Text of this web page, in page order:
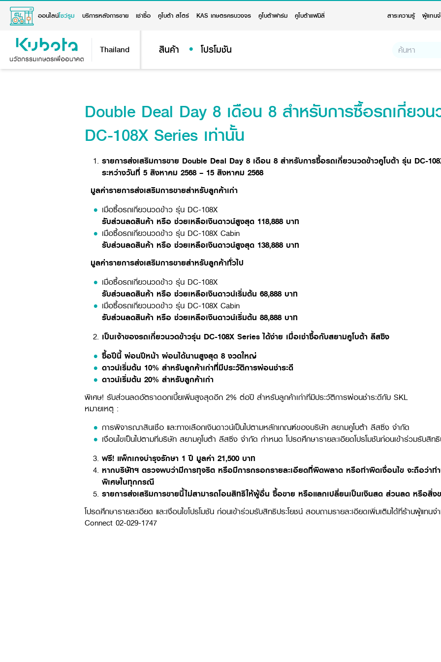
ออนไลน์โชว์รูม บริการหลังการขาย เช่าซื้อ คูโบต้า สโตร์ KAS เกษตรครบวงจร คูโบต้าฟาร์ม คูโบต้าแฟมิลี่ สาระความรู้ ผู้แทน
Thailand สินค้า โปรโมชัน
Double Deal Day 8 เดือน 8 สำหรับการซื้อรถเกี่ยวน
DC-108X Series เท่านั้น
รายการส่งเสริมการขาย Double Deal Day 8 เดือน 8 สำหรับการซื้อรถเกี่ยวนวดข้าวคูโบต้า รุ่น DC-
ระหว่างวันที่ 5 สิงหาคม 2568 – 15 สิงหาคม 2568
มูลค่ารายการส่งเสริมการขายสำหรับลูกค้าเก่า
เมื่อซื้อรถเกี่ยวนวดข้าว รุ่น DC-108X
รับส่วนลดสินค้า หรือ ช่วยเหลือเงินดาวน์สูงสุด 118,888 บาท
เมื่อซื้อรถเกี่ยวนวดข้าว รุ่น DC-108X Cabin
รับส่วนลดสินค้า หรือ ช่วยเหลือเงินดาวน์สูงสุด 138,888 บาท
มูลค่ารายการส่งเสริมการขายสำหรับลูกค้าทั่วไป
เมื่อซื้อรถเกี่ยวนวดข้าว รุ่น DC-108X
รับส่วนลดสินค้า หรือ ช่วยเหลือเงินดาวน์เริ่มต้น 68,888 บาท
เมื่อซื้อรถเกี่ยวนวดข้าว รุ่น DC-108X Cabin
รับส่วนลดสินค้า หรือ ช่วยเหลือเงินดาวน์เริ่มต้น 88,888 บาท
เป็นเจ้าของรถเกี่ยวนวดข้าวรุ่น DC-108X Series ได้ง่าย เมื่อเช่าซื้อกับสยามคูโบต้า ลีสซิง
ซื้อปีนี้ ผ่อนปีหน้า ผ่อนได้นานสูงสุด 8 งวดใหญ่
ดาวน์เริ่มต้น 10% สำหรับลูกค้าเก่าที่มีประวัติการผ่อนชำระดี
ดาวน์เริ่มต้น 20% สำหรับลูกค้าเก่า
พิเศษ! รับส่วนลดอัตราดอกเบี้ยเพิ่มสูงสุดอีก 2% ต่อปี สำหรับลูกค้าเก่าที่มีประวัติการผ่อนชำระดีกับ SKL
หมายเหตุ :
การพิจารณาสินเชื่อ และทางเลือกเงินดาวน์เป็นไปตามหลักเกณฑ์ของบริษัท สยามคูโบต้า ลีสซิ่ง จำกัด
เงื่อนไขเป็นไปตามที่บริษัท สยามคูโบต้า ลีสซิ่ง จำกัด กำหนด โปรดศึกษารายละเอียดโปรโมชันก่อนเข้าร่วมรับสิทธิ
ฟรี! แพ็กเกจบำรุงรักษา 1 ปี มูลค่า 21,500 บาท
หากบริษัทฯ ตรวจพบว่ามีการทุจริต หรือมีการกรอกรายละเอียดที่ผิดพลาด หรือทำผิดเงื่อนไข จะถือว่า
พิเศษในทุกกรณี
รายการส่งเสริมการขายนี้ไม่สามารถโอนสิทธิให้ผู้อื่น ซื้อขาย หรือแลกเปลี่ยนเป็นเงินสด ส่วนลด หรือสิ่ง
โปรดศึกษารายละเอียด และเงื่อนไขโปรโมชัน ก่อนเข้าร่วมรับสิทธิประโยชน์ สอบถามรายละเอียดเพิ่มเติมได้ที่ร้านผู้แทน
Connect 02-029-1747